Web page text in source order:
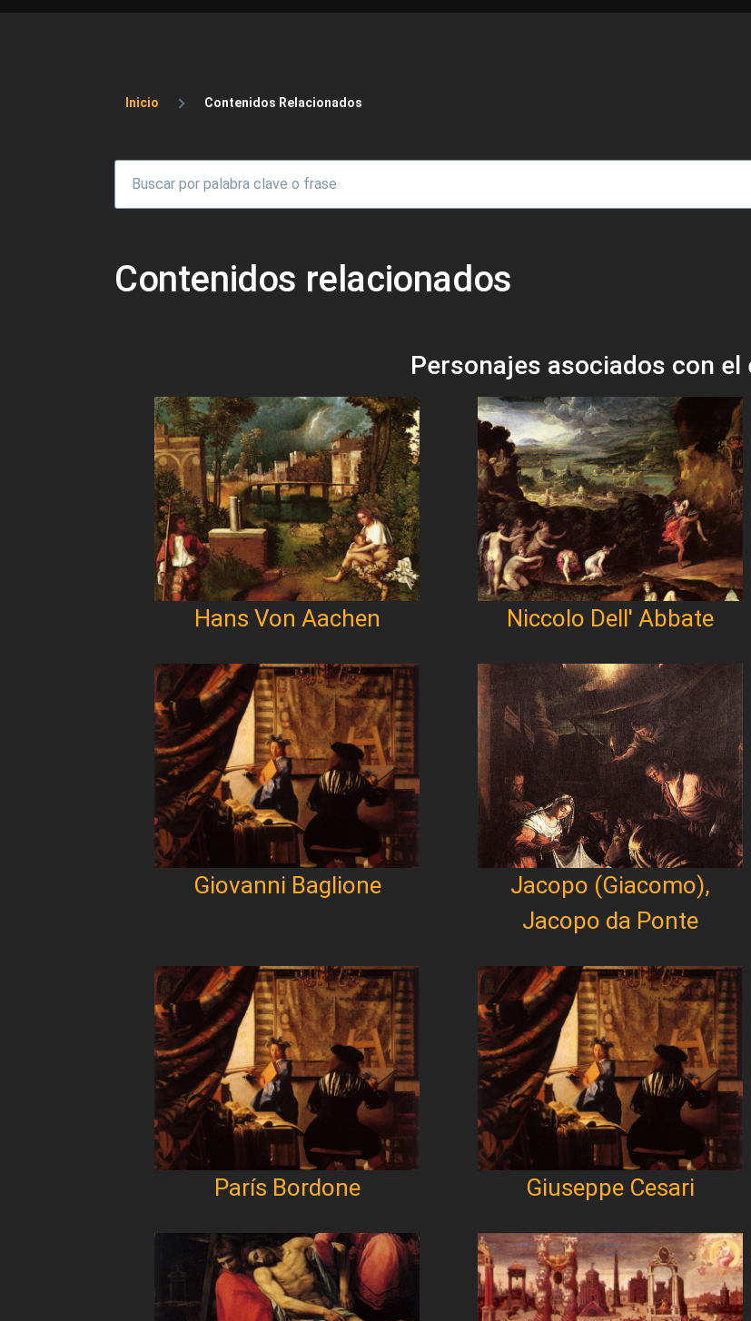
Sobrescribir enlaces de ayuda a la navegación
Inicio Contenidos Relacionados
Contenidos relacionados
Personajes asociados con el
Hans Von Aachen Niccolo Dell' Abbate
Giovanni Baglione
Jacopo (Giacomo),
Jacopo da Ponte
París Bordone Giuseppe Cesari